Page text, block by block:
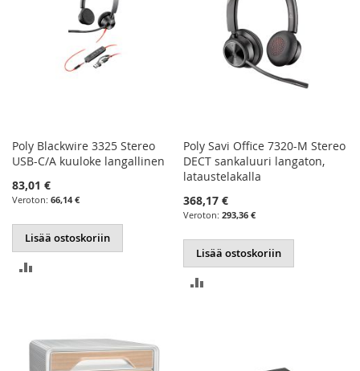
Poly Blackwire 3325 Stereo
USB-C/A kuuloke langallinen
83,01 €
66,14 €
Lisää ostoskoriin
Poly Savi Office 7320-M Stereo
DECT sankaluuri langaton,
lataustelakalla
368,17 €
293,36 €
Lisää ostoskoriin